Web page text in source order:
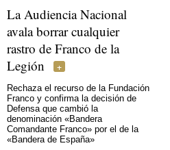
La Audiencia Nacional
avala borrar cualquier
rastro de Franco de la
Legión
Rechaza el recurso de la Fundación
Franco y confirma la decisión de
Defensa que cambió la
denominación «Bandera
Comandante Franco» por el de la
«Bandera de España»